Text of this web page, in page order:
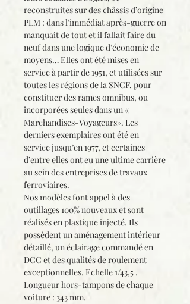
reconstruites sur des châssis d’origine
PLM : dans l’immédiat après-guerre on
manquait de tout et il fallait faire du
neuf dans une logique d’économie de
moyens… Elles ont été mises en
service à partir de 1951, et utilisées sur
toutes les régions de la SNCF, pour
constituer des rames omnibus, ou
incorporées seules dans un «
Marchandises-Voyageurs». Les
derniers exemplaires ont été en
service jusqu’en 1977, et certaines
d’entre elles ont eu une ultime carrière
au sein des entreprises de travaux
ferroviaires.
Nos modèles font appel à des
outillages 100% nouveaux et sont
réalisés en plastique injecté. Ils
possèdent un aménagement intérieur
détaillé, un éclairage commandé en
DCC et des qualités de roulement
exceptionnelles. Echelle 1/43,5 .
Longueur hors-tampons de chaque
voiture : 343 mm.